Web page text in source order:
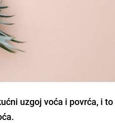
uzgoj voća i povrća, i